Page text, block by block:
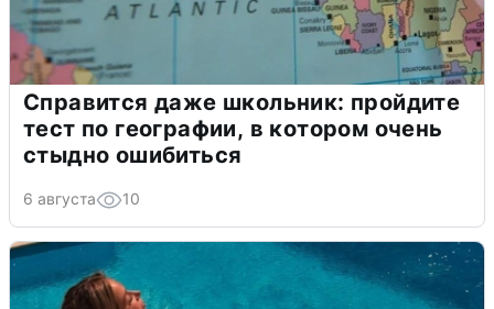
Справится даже школьник: пройдите
тест по географии, в котором очень
стыдно ошибиться
6 августа 10